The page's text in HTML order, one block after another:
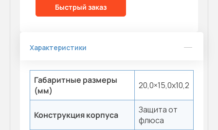
Быстрый заказ
Характеристики
Габаритные размеры
(мм)
20,0×15,0x10,2
Конструкция корпуса
Защита от
флюса